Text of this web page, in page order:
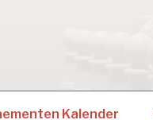
Kalender